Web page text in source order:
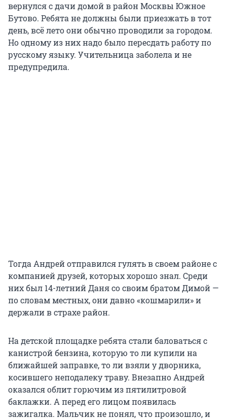
вернулся с дачи домой в район Москвы Южное
Бутово. Ребята не должны были приезжать в тот
день, всё лето они обычно проводили за городом.
Но одному из них надо было пересдать работу по
русскому языку. Учительница заболела и не
предупредила.
Тогда Андрей отправился гулять в своем районе с
компанией друзей, которых хорошо знал. Среди
них был 14-летний Даня со своим братом Димой —
по словам местных, они давно «кошмарили» и
держали в страхе район.
На детской площадке ребята стали баловаться с
канистрой бензина, которую то ли купили на
ближайшей заправке, то ли взяли у дворника,
косившего неподалеку траву. Внезапно Андрей
оказался облит горючим из пятилитровой
баклажки. А перед его лицом появилась
зажигалка. Мальчик не понял, что произошло, и